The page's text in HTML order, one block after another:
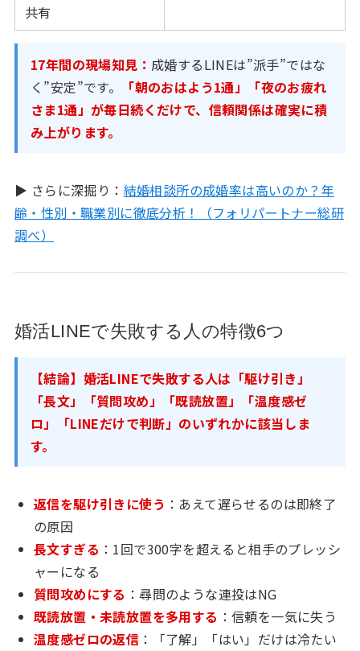
共有
17年間の現場知見： 成婚するLINEは”派手”ではな
く”安定”です。
「朝のおはよう1通」「夜のお疲れ
さま1通」が毎日続くだけで、信頼関係は確実に積
み上がります。
▶ さらに深掘り： 結婚相談所の成婚率は高いのか？年
齢・性別・職業別に徹底分析！（フォリパートナー総研
調べ）
婚活LINEで失敗する人の特徴6つ
【結論】婚活LINEで失敗する人は「駆け引き」
「長文」「質問攻め」「既読放置」「温度感ゼ
ロ」「LINEだけで判断」のいずれかに該当しま
す。
返信を駆け引きに使う ：あえて遅らせるのは即終了
の原因
長文すぎる ：1回で300字を超えると相手のプレッシ
ャーになる
質問攻めにする ：尋問のような連投はNG
既読放置・未読放置を多用する ：信頼を一気に失う
温度感ゼロの返信 ：「了解」「はい」だけは冷たい